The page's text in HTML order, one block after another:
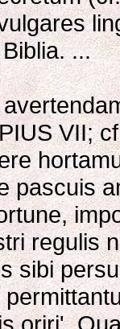
...
VII;
pascuis
regulis
sibi
oriri'.